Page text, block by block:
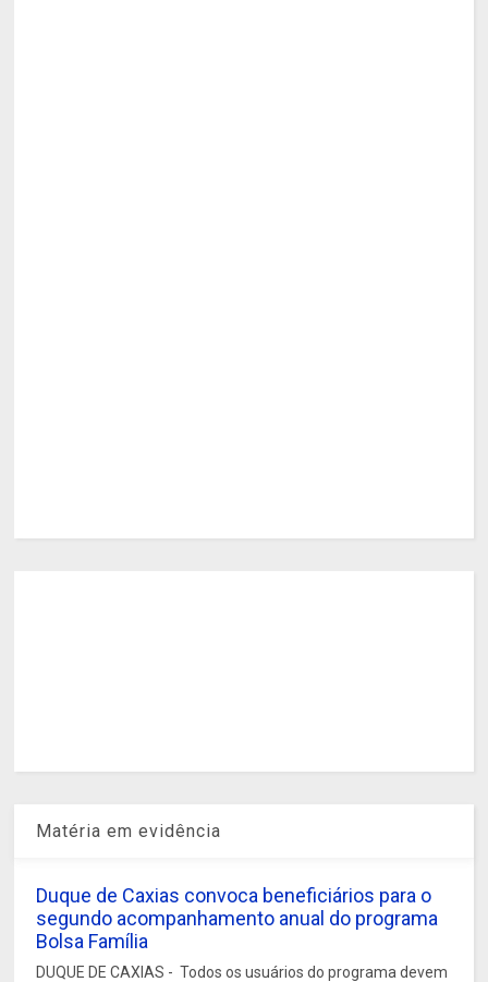
Matéria em evidência
Duque de Caxias convoca beneficiários para o
segundo acompanhamento anual do programa
Bolsa Família
DUQUE DE CAXIAS - Todos os usuários do programa devem